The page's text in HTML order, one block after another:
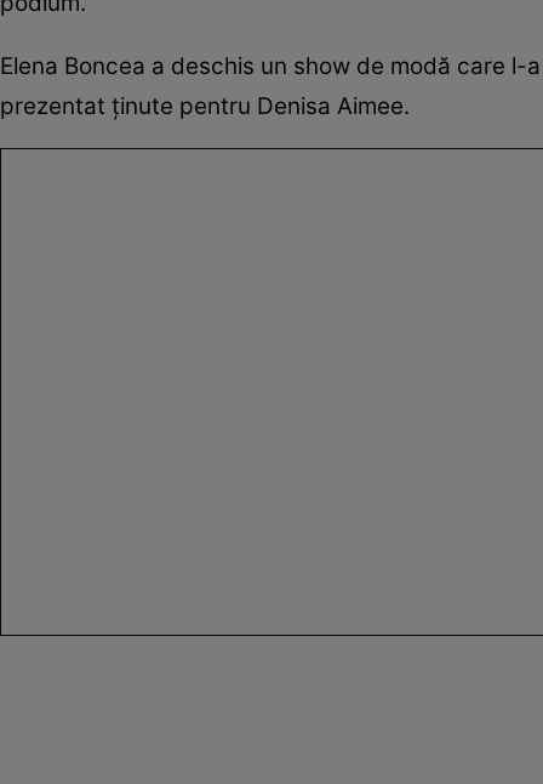
Elena Boncea a deschis un show de modă care
prezentat ținute pentru Denisa Aimee.